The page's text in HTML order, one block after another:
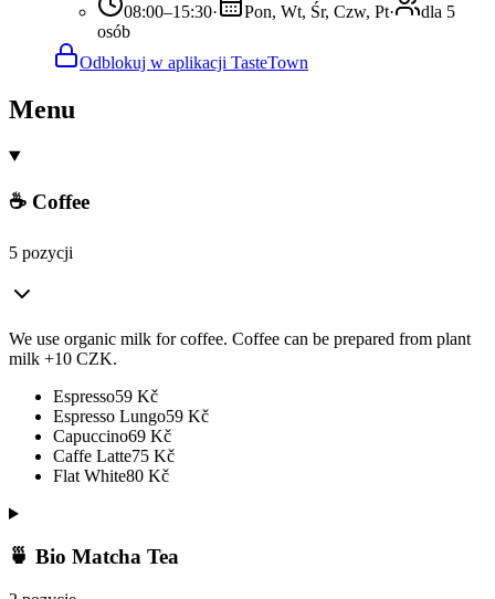
08:00–15:30· Pon, Wt, Śr, Czw, Pt·
dla 5
osób
Odblokuj w aplikacji TasteTown
Menu
☕ Coffee
5 pozycji
We use organic milk for coffee. Coffee can be prepared from plant
milk +10 CZK.
Espresso59 Kč
Espresso Lungo59 Kč
Capuccino69 Kč
Caffe Latte75 Kč
Flat White80 Kč
🍵 Bio Matcha Tea